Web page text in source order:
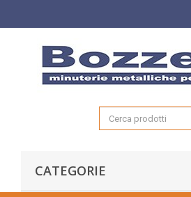
CATEGORIE